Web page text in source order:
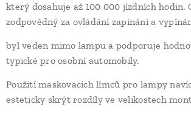
který dosahuje až 100 000 jízdních hodin.
zodpovědný za ovládání zapínání a
byl veden mimo lampu a podporuje
typické pro osobní automobily.
Použití maskovacích límců pro lampy
esteticky skrýt rozdíly ve velikostech